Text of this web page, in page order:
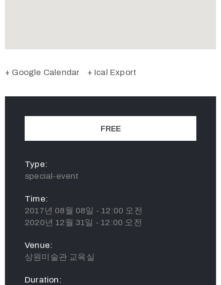
+ Google Calendar + Ical Export
FREE
Type:
special-event
Time:
2017년 08월 08일 - 12:00 오전
2020년 12월 31일 - 12:00 오전
Venue:
상원미술관 교육실
Duration: